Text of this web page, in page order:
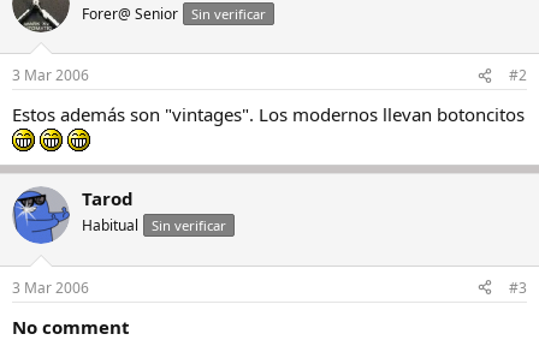
Forer@ Senior Sin verificar
3 Mar 2006 #2
Estos además son "vintages". Los modernos llevan botoncitos
Tarod
Habitual Sin verificar
3 Mar 2006 #3
No comment